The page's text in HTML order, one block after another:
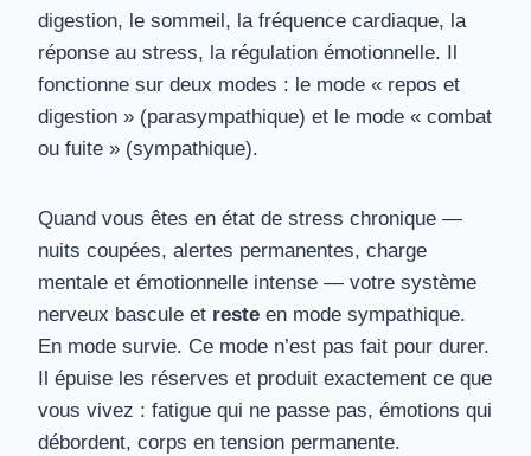
digestion, le sommeil, la fréquence cardiaque, la
réponse au stress, la régulation émotionnelle. Il
fonctionne sur deux modes : le mode « repos et
digestion » (parasympathique) et le mode « combat
ou fuite » (sympathique).
Quand vous êtes en état de stress chronique —
nuits coupées, alertes permanentes, charge
mentale et émotionnelle intense — votre système
nerveux bascule et reste en mode sympathique.
En mode survie. Ce mode n’est pas fait pour durer.
Il épuise les réserves et produit exactement ce que
vous vivez : fatigue qui ne passe pas, émotions qui
débordent, corps en tension permanente.